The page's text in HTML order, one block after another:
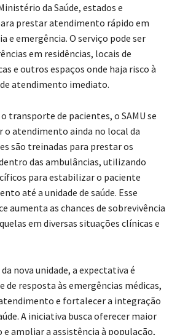
da Saúde, estados e
prestar atendimento rápido em
e emergência. O serviço pode ser
em residências, locais de
e outros espaços onde haja risco à
de atendimento imediato.
transporte de pacientes, o SAMU se
o atendimento ainda no local da
são treinadas para prestar os
das ambulâncias, utilizando
para estabilizar o paciente
até a unidade de saúde. Esse
aumenta as chances de sobrevivência
em diversas situações clínicas e
nova unidade, a expectativa é
de resposta às emergências médicas,
e fortalecer a integração
A iniciativa busca oferecer maior
ampliar a assistência à população,